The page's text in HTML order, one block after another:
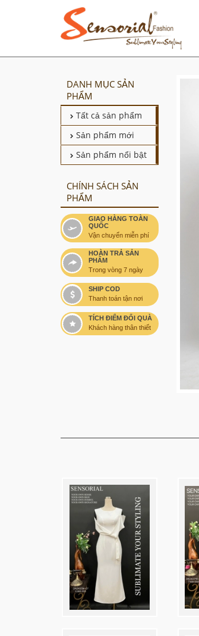
DANH MỤC SẢN
PHẨM
Tất cả sản phẩm
Sản phẩm mới
Sản phẩm nổi bật
CHÍNH SÁCH SẢN
PHẨM
GIAO HÀNG TOÀN
QUỐC
Vận chuyển miễn phí
HOÀN TRẢ SẢN
PHẨM
Trong vòng 7 ngày
SHIP COD
Thanh toán tận nơi
TÍCH ĐIỂM ĐỔI QUÀ
Khách hàng thân thiết